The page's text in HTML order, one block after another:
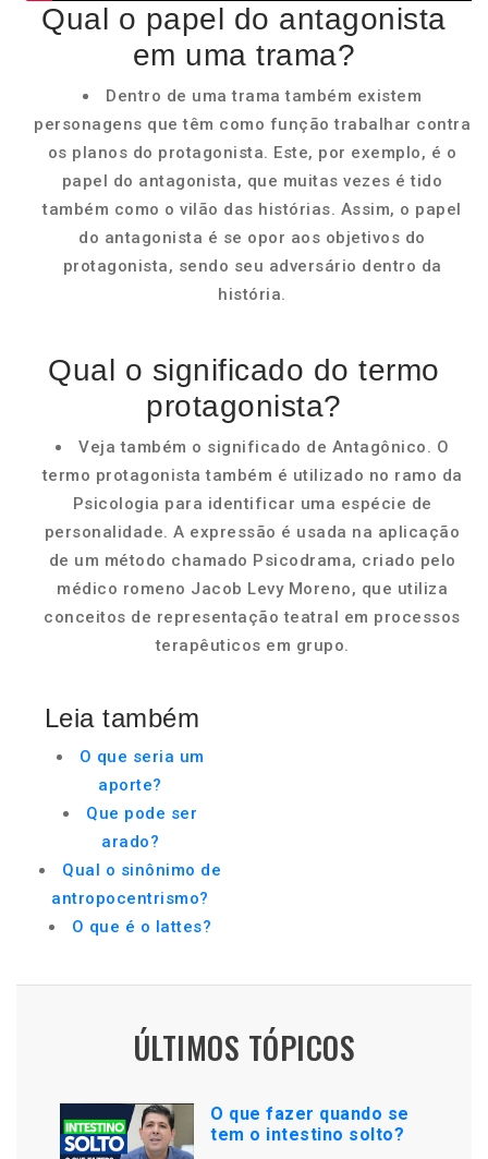
Qual o papel do antagonista
em uma trama?
Dentro de uma trama também existem
personagens que têm como função trabalhar contra
os planos do protagonista. Este, por exemplo, é o
papel do antagonista, que muitas vezes é tido
também como o vilão das histórias. Assim, o papel
do antagonista é se opor aos objetivos do
protagonista, sendo seu adversário dentro da
história.
Qual o significado do termo
protagonista?
Veja também o significado de Antagônico. O
termo protagonista também é utilizado no ramo da
Psicologia para identificar uma espécie de
personalidade. A expressão é usada na aplicação
de um método chamado Psicodrama, criado pelo
médico romeno Jacob Levy Moreno, que utiliza
conceitos de representação teatral em processos
terapêuticos em grupo.
Leia também
O que seria um
aporte?
Que pode ser
arado?
Qual o sinônimo de
antropocentrismo?
O que é o lattes?
ÚLTIMOS TÓPICOS
O que fazer quando se
tem o intestino solto?